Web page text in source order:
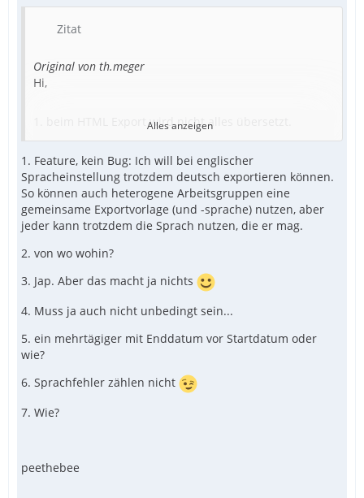
Zitat
Original von th.meger
Hi,
1. beim HTML Export wird nicht alles übersetzt.
2. Drag&Drop führt zum Absturz bei neuen Termin
anlegen
3. Kalender öffnen abbrechen verursacht einen SQL-
Error
4. Credits sind nicht übersetzt
5. Man kann Termine von jetzt --> in die Vergangheit
anlegen (gewollt) Teil1/0
6. Druck Dialog Drucken ist groß print is klein
So long,
Alles anzeigen
1. Feature, kein Bug: Ich will bei englischer
Spracheinstellung trotzdem deutsch exportieren können.
So können auch heterogene Arbeitsgruppen eine
gemeinsame Exportvorlage (und -sprache) nutzen, aber
jeder kann trotzdem die Sprach nutzen, die er mag.
2. von wo wohin?
3. Jap. Aber das macht ja nichts
4. Muss ja auch nicht unbedingt sein...
5. ein mehrtägiger mit Enddatum vor Startdatum oder
wie?
6. Sprachfehler zählen nicht
7. Wie?
peethebee